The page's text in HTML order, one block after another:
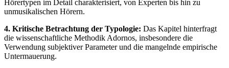
Hörertypen im Detail charakterisiert, von Experten bis hin zu
unmusikalischen Hörern.
4. Kritische Betrachtung der Typologie: Das Kapitel hinterfragt
die wissenschaftliche Methodik Adornos, insbesondere die
Verwendung subjektiver Parameter und die mangelnde empirische
Untermauerung.